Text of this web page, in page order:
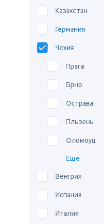
Казахстан
Германия
Чехия
Прага
Брно
Острава
Пльзень
Оломоуц
Еще
Венгрия
Испания
Италия